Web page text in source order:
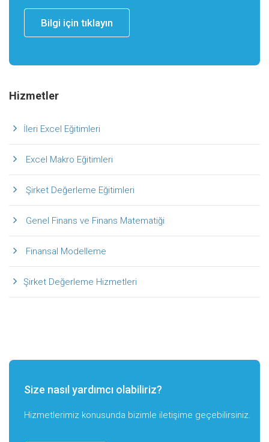
Bilgi için tıklayın
Hizmetler
İleri Excel Eğitimleri
Excel Makro Eğitimleri
Şirket Değerleme Eğitimleri
Genel Finans ve Finans Matematiği
Finansal Modelleme
Şirket Değerleme Hizmetleri
Size nasıl yardımcı olabiliriz?
Hizmetlerimiz konusunda bizimle iletişime geçebilirsiniz.